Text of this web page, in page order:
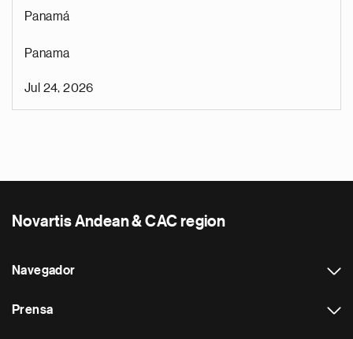
Panamá
Panama
Jul 24, 2026
Novartis Andean & CAC region
Navegador
Prensa